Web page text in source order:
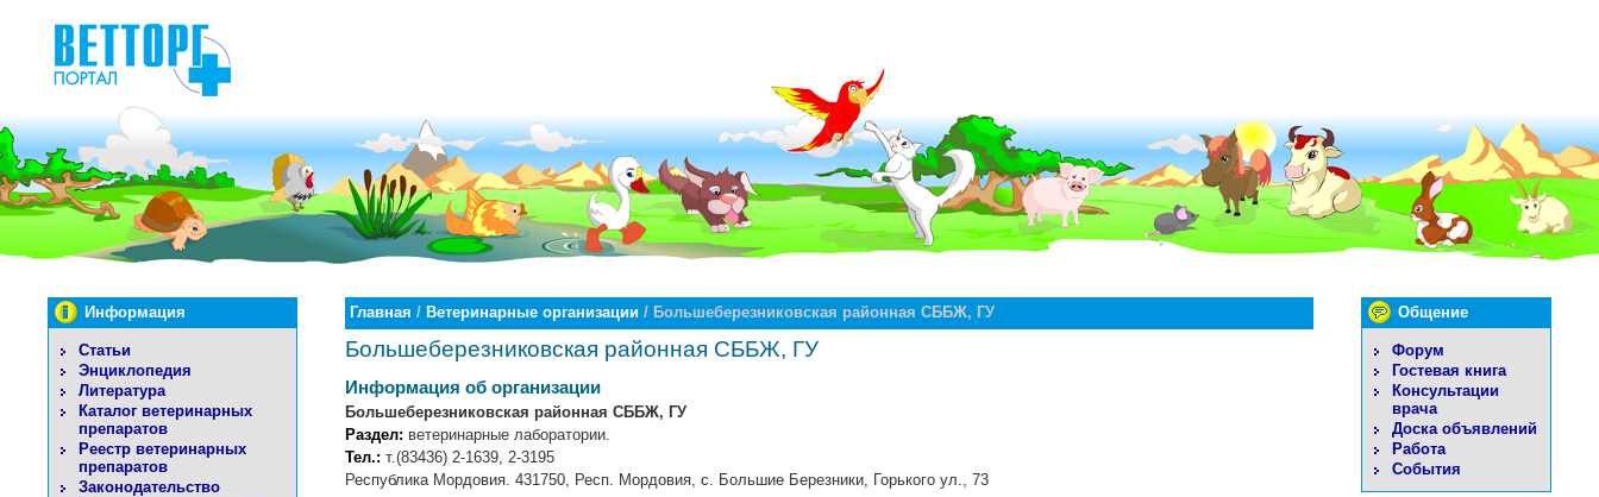
Информация
Статьи
Энциклопедия
Литература
Каталог ветеринарных
препаратов
Реестр ветеринарных
препаратов
Законодательство
Общение
Форум
Гостевая книга
Консультации
врача
Доска объявлений
Работа
События
Главная / Ветеринарные организации / Большеберезниковская районная СББЖ, ГУ
Большеберезниковская районная СББЖ, ГУ
Информация об организации
Большеберезниковская районная СББЖ, ГУ
Раздел: ветеринарные лаборатории.
Тел.: т.(83436) 2-1639, 2-3195
Республика Мордовия. 431750, Респ. Мордовия, с. Большие Березники, Горького ул., 73